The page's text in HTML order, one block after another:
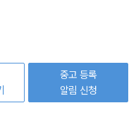
중고 등록
알림 신청